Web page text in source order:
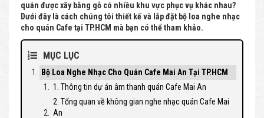
quán được xây bằng gỗ có nhiều khu vực phục vụ khác nhau?
Dưới đây là cách chúng tôi thiết kế và lắp đặt bộ loa nghe nhạc
cho quán Cafe tại TP.HCM mà bạn có thể tham khảo.
MỤC LỤC
Bộ Loa Nghe Nhạc Cho Quán Cafe Mai An Tại TP.HCM
1. Thông tin dự án âm thanh quán Cafe Mai An
2. Tổng quan về không gian nghe nhạc quán Cafe Mai
An